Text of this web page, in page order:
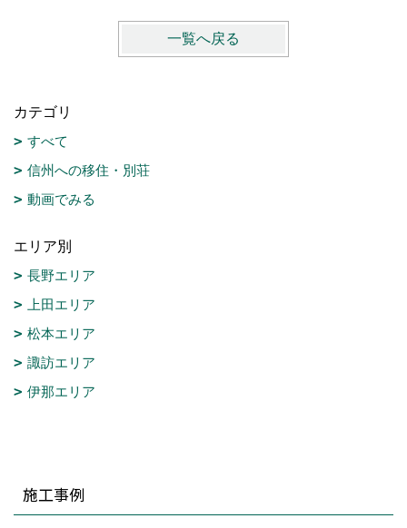
一覧へ戻る
カテゴリ
すべて
信州への移住・別荘
動画でみる
エリア別
長野エリア
上田エリア
松本エリア
諏訪エリア
伊那エリア
施工事例